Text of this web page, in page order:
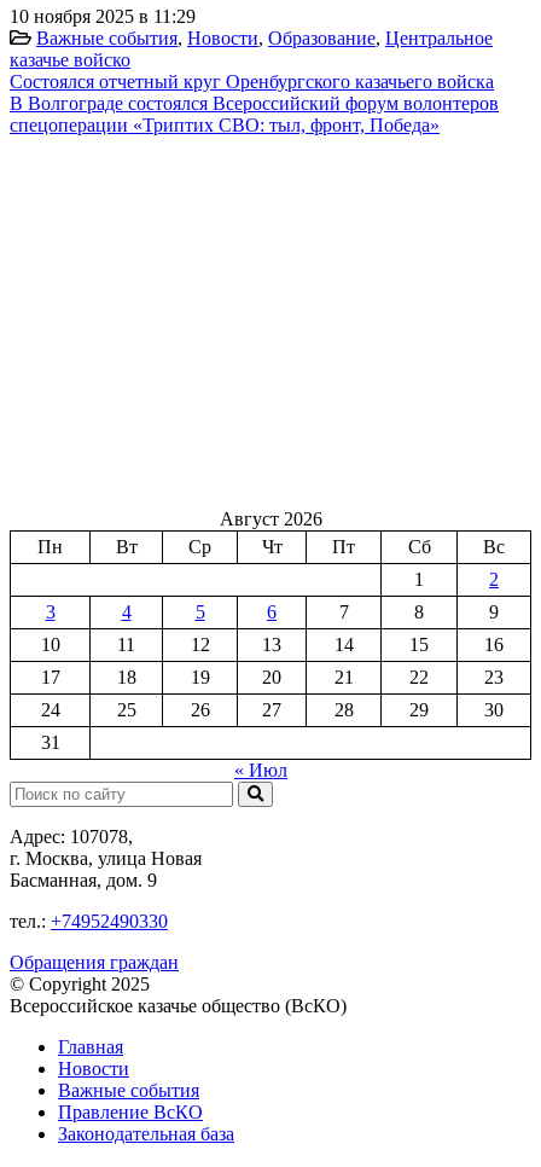
10 ноября 2025 в 11:29
Важные события, Новости, Образование, Центральное
казачье войско
Состоялся отчетный круг Оренбургского казачьего войска
В Волгограде состоялся Всероссийский форум волонтеров
спецоперации «Триптих СВО: тыл, фронт, Победа»
Август 2026
Пн
Вт Ср Чт Пт Сб
Вс
1
2
3
4 5 6 7 8
9
10
11 12 13 14 15
16
17
18 19 20 21 22
23
24
25 26 27 28 29
30
31
« Июл
Поиск:
Адрес: 107078,
г. Москва, улица Новая
Басманная, дом. 9
тел.: +74952490330
Обращения граждан
© Copyright 2025
Всероссийское казачье общество (ВсКО)
Главная
Новости
Важные события
Правление ВсКО
Законодательная база